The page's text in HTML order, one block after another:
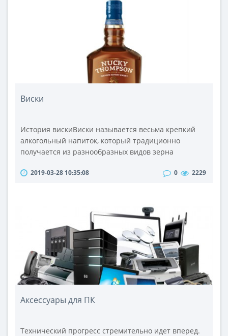
Виски
История вискиВиски называется весьма крепкий
алкогольный напиток, который традиционно
получается из разнообразных видов зерна
Отчасти, данный напиток может считаться
длительное выдерживание в дубовых бочках, что
придает напитку ни с чем не сравнимый вкус и
аромат. Ха..
2019-03-28 10:35:08 0 2229
Аксессуары для ПК
Технический прогресс стремительно идет вперед.